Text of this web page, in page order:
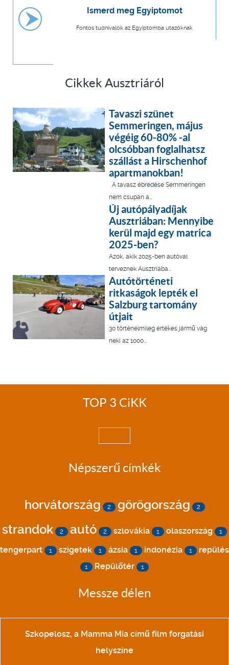
Ismerd meg Egyiptomot
Fontos tudnivalók az Egyiptomba utazóknak
Cikkek Ausztriáról
Tavaszi szünet
Semmeringen, május
végéig 60-80% -al
olcsóbban foglalhatsz
szállást a Hirschenhof
apartmanokban!
A tavasz ébredése Semmeringen
nem csupán a...
Új autópályadíjak
Ausztriában: Mennyibe
kerül majd egy matrica
2025-ben?
Azok, akik 2025-ben autóval
terveznek Ausztriába...
Autótörténeti
ritkaságok lepték el
Salzburg tartomány
útjait
30 történelmileg értékes jármű vág
neki az 1000...
TOP 3 CiKK
Népszerű címkék
horvátország 2 görögország 2
strandok 2 autó 2 szlovákia 1 olaszország 1
tengerpart 1 szigetek 1 ázsia 1 indonézia 1 repülés
1 Repülőtér 1
Messze délen
Szkopelosz, a Mamma Mia című film forgatási
helyszíne